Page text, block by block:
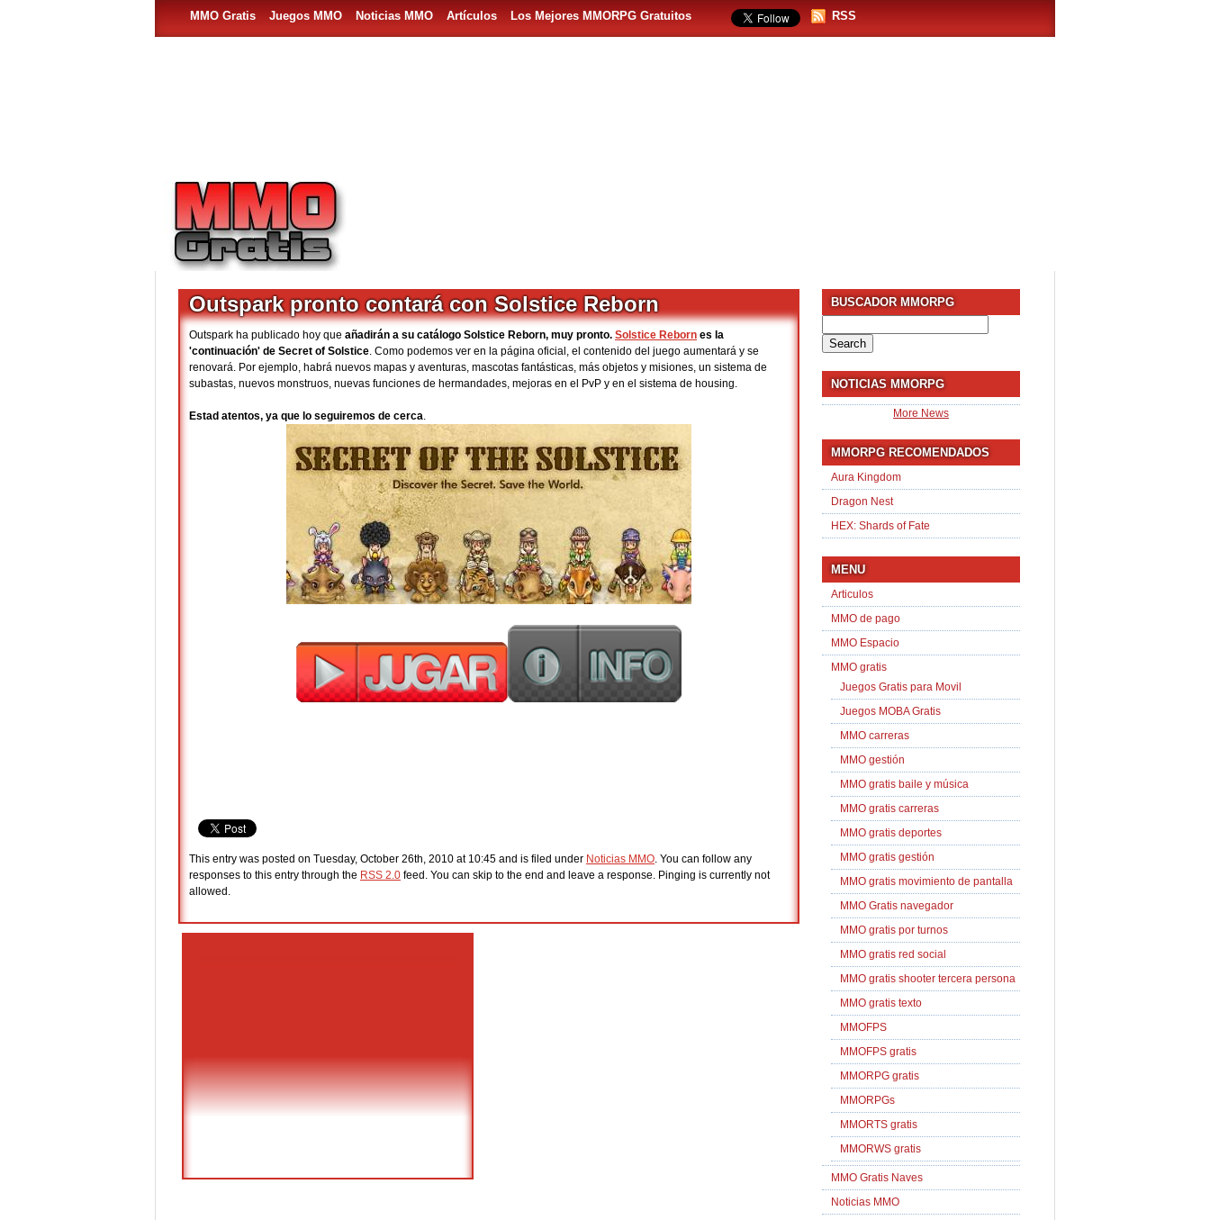
MMO Gratis Juegos MMO Noticias MMO Artículos Los Mejores MMORPG Gratuitos RSS
Outspark pronto contará con Solstice Reborn
Outspark ha publicado hoy que añadirán a su catálogo Solstice Reborn, muy pronto. Solstice Reborn es la
'continuación' de Secret of Solstice. Como podemos ver en la página oficial, el contenido del juego aumentará y se
renovará. Por ejemplo, habrá nuevos mapas y aventuras, mascotas fantásticas, más objetos y misiones, un sistema de
subastas, nuevos monstruos, nuevas funciones de hermandades, mejoras en el PvP y en el sistema de housing.
Estad atentos, ya que lo seguiremos de cerca.
This entry was posted on Tuesday, October 26th, 2010 at 10:45 and is filed under Noticias MMO . You can follow any
responses to this entry through the RSS 2.0 feed. You can skip to the end and leave a response. Pinging is currently not
allowed.
BUSCADOR MMORPG
for:
NOTICIAS MMORPG
More News
MMORPG RECOMENDADOS
Aura Kingdom
Dragon Nest
HEX: Shards of Fate
MENU
Articulos
MMO de pago
MMO Espacio
MMO gratis
Juegos Gratis para Movil
Juegos MOBA Gratis
MMO carreras
MMO gestión
MMO gratis baile y música
MMO gratis carreras
MMO gratis deportes
MMO gratis gestión
MMO gratis movimiento de pantalla
MMO Gratis navegador
MMO gratis por turnos
MMO gratis red social
MMO gratis shooter tercera persona
MMO gratis texto
MMOFPS
MMOFPS gratis
MMORPG gratis
MMORPGs
MMORTS gratis
MMORWS gratis
MMO Gratis Naves
Noticias MMO